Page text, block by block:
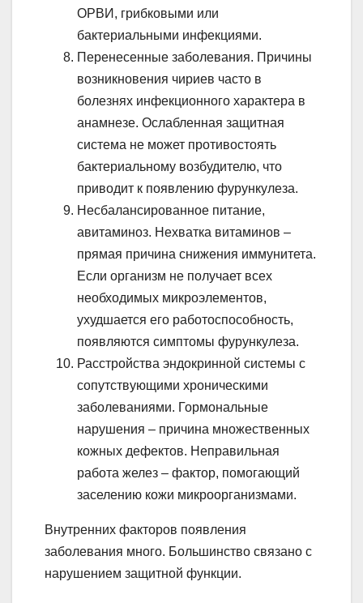
ОРВИ, грибковыми или
бактериальными инфекциями.
Перенесенные заболевания. Причины
возникновения чириев часто в
болезнях инфекционного характера в
анамнезе. Ослабленная защитная
система не может противостоять
бактериальному возбудителю, что
приводит к появлению фурункулеза.
Несбалансированное питание,
авитаминоз. Нехватка витаминов –
прямая причина снижения иммунитета.
Если организм не получает всех
необходимых микроэлементов,
ухудшается его работоспособность,
появляются симптомы фурункулеза.
Расстройства эндокринной системы с
сопутствующими хроническими
заболеваниями. Гормональные
нарушения – причина множественных
кожных дефектов. Неправильная
работа желез – фактор, помогающий
заселению кожи микроорганизмами.
Внутренних факторов появления
заболевания много. Большинство связано с
нарушением защитной функции.